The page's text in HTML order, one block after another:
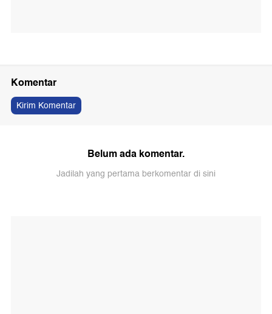
Komentar
Kirim Komentar
Belum ada komentar.
Jadilah yang pertama berkomentar di sini